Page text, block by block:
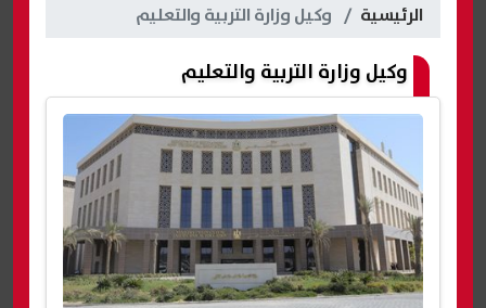
الرئيسية وكيل وزارة التربية والتعليم
وكيل وزارة التربية والتعليم